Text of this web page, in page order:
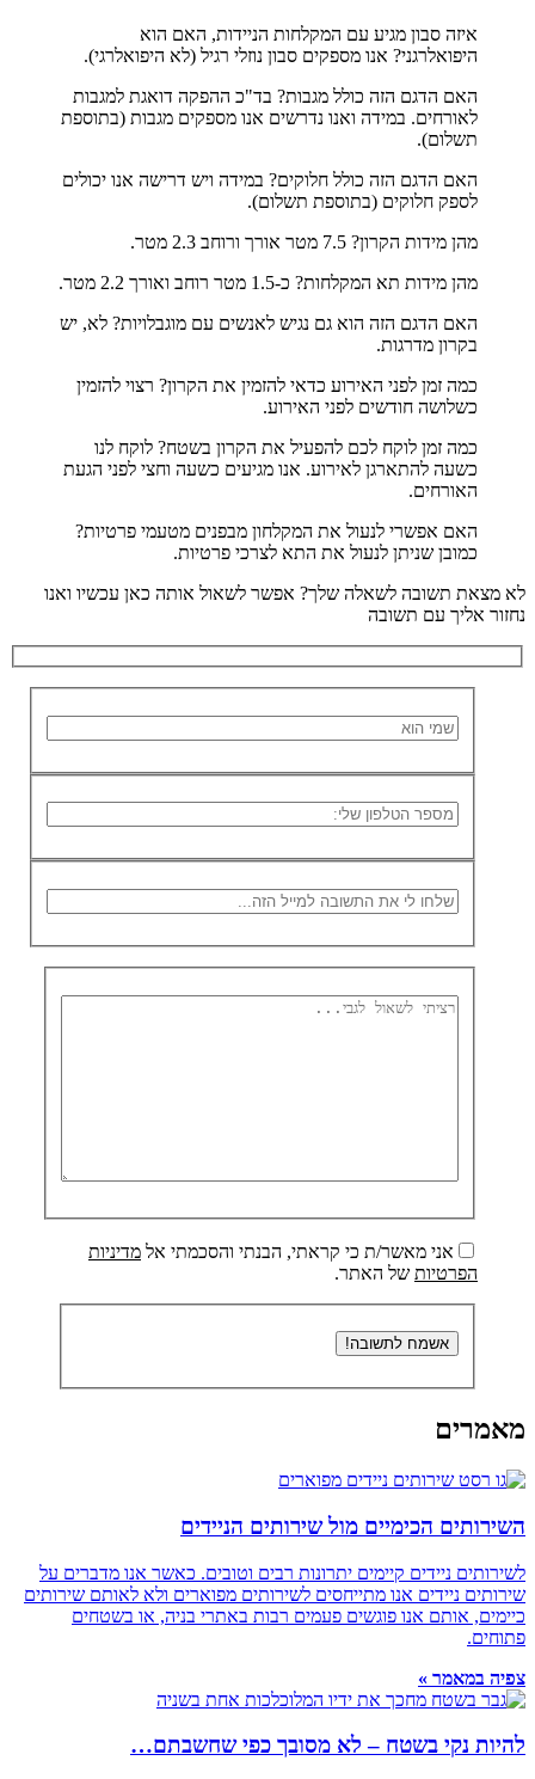
איזה סבון מגיע עם המקלחות הניידות, האם הוא
היפואלרגני? אנו מספקים סבון נוזלי רגיל (לא היפואלרגי).
האם הדגם הזה כולל מגבות? בד"כ ההפקה דואגת למגבות
לאורחים. במידה ואנו נדרשים אנו מספקים מגבות (בתוספת
תשלום).
האם הדגם הזה כולל חלוקים? במידה ויש דרישה אנו יכולים
לספק חלוקים (בתוספת תשלום).
מהן מידות הקרון? 7.5 מטר אורך ורוחב 2.3 מטר.
מהן מידות תא המקלחות? כ-1.5 מטר רוחב ואורך 2.2 מטר.
האם הדגם הזה הוא גם נגיש לאנשים עם מוגבלויות? לא, יש
בקרון מדרגות.
כמה זמן לפני האירוע כדאי להזמין את הקרון? רצוי להזמין
כשלושה חודשים לפני האירוע.
כמה זמן לוקח לכם להפעיל את הקרון בשטח? לוקח לנו
כשעה להתארגן לאירוע. אנו מגיעים כשעה וחצי לפני הגעת
האורחים.
האם אפשרי לנעול את המקלחון מבפנים מטעמי פרטיות?
כמובן שניתן לנעול את התא לצרכי פרטיות.
לא מצאת תשובה לשאלה שלך? אפשר לשאול אותה כאן עכשיו ואנו
נחזור אליך עם תשובה
אני מאשר/ת כי קראתי, הבנתי והסכמתי אל מדיניות
הפרטיות של האתר.
מאמרים
השירותים הכימיים מול שירותים הניידים
לשירותים ניידים קיימים יתרונות רבים וטובים. כאשר אנו מדברים על
שירותים ניידים אנו מתייחסים לשירותים מפוארים ולא לאותם שירותים
כיימים, אותם אנו פוגשים פעמים רבות באתרי בניה, או בשטחים
פתוחים.
צפיה במאמר »
להיות נקי בשטח – לא מסובך כפי שחשבתם…